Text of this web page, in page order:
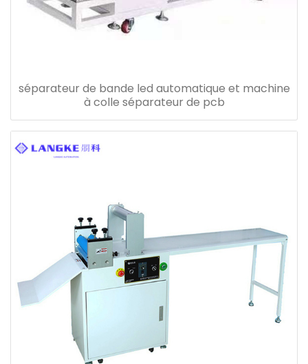
séparateur de bande led automatique et machine
à colle séparateur de pcb